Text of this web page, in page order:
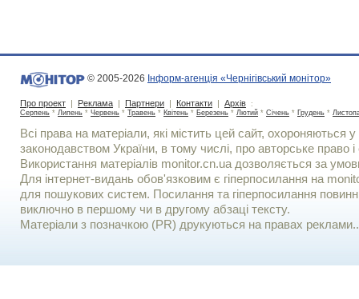
© 2005-2026 Інформ-агенція «Чернігівський монітор»
Про проект | Реклама | Партнери | Контакти | Архів :
Серпень * Липень * Червень * Травень * Квітень * Березень * Лютий * Січень * Грудень *
Всі права на матеріали, які містить цей сайт, охороняються у
законодавством України, в тому числі, про авторське право і
Використання матерiалiв monitor.cn.ua дозволяється за
Для iнтернет-видань обов'язковим є гiперпосилання на
для пошукових систем. Посилання та гіперпосилання
виключно в першому чи в другому абзаці тексту.
Матеріали з позначкою (PR) друкуються на правах реклами..